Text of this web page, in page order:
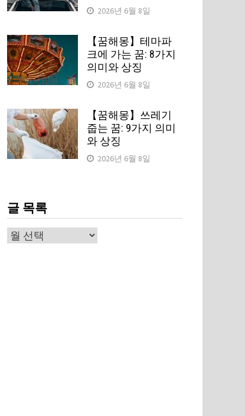
2026년 6월 8일
【꿈해몽】테마파
크에 가는 꿈: 8가지
의미와 상징
2026년 6월 8일
【꿈해몽】쓰레기
줍는 꿈: 9가지 의미
와 상징
2026년 6월 8일
글 목록
글